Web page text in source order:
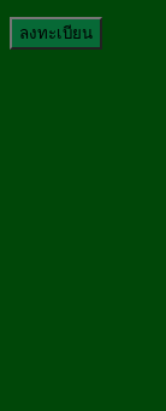
ลงทะเบียน